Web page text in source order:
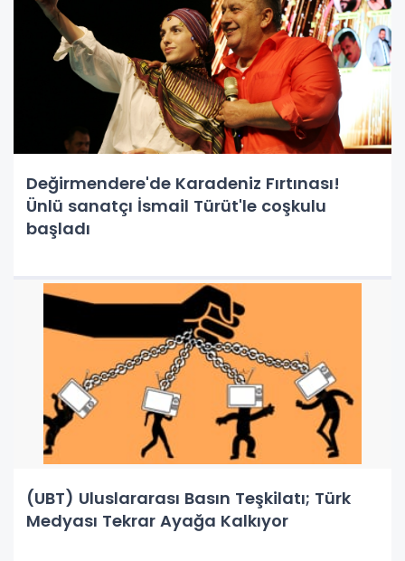
Değirmendere'de Karadeniz Fırtınası!
Ünlü sanatçı İsmail Türüt'le coşkulu
başladı
(UBT) Uluslararası Basın Teşkilatı; Türk
Medyası Tekrar Ayağa Kalkıyor